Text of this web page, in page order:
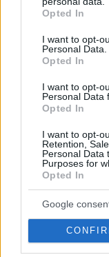
grant or deny
use your data for
consent section.
Opted In
I want to opt-
Personal Data.
Opted In
I want to opt-
Personal Data
Opted In
I want to opt-
Retention,
Personal Data
Purposes for
Opted In
Google
συναινεση...
ΑΠΑΝΤΗΣΗ
29.09.2023, 18:24
Είμαι
προσωπικών
gps… (Αυτό
η
ΑΠΑΝΤΗΣΗ
καμερες παντου
29.09.2023, 17:41